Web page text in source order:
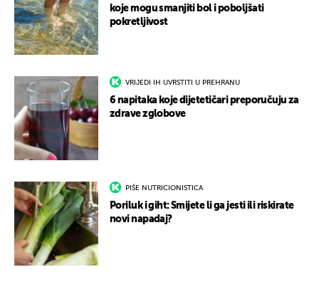
koje mogu smanjiti bol i poboljšati
pokretljivost
VRIJEDI IH UVRSTITI U PREHRANU
6 napitaka koje dijetetičari preporučuju za
zdrave zglobove
PIŠE NUTRICIONISTICA
Poriluk i giht: Smijete li ga jesti ili riskirate
novi napadaj?